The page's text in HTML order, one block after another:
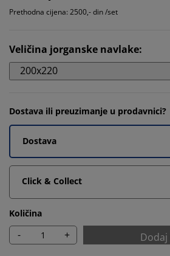
Prethodna cijena: 2500,- din /set
Veličina jorganske navlake:
200x220
Dostava ili preuzimanje u prodavnici?
Dostava
Click & Collect
Količina
- +